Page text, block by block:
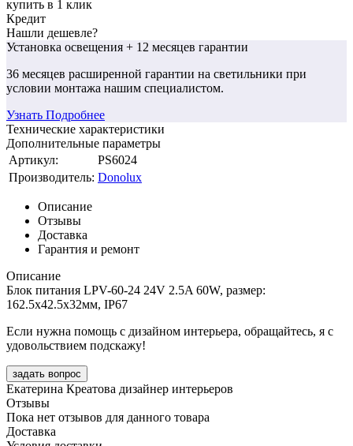
купить в 1 клик
Кредит
Нашли дешевле?
Установка освещения + 12 месяцев гарантии
36 месяцев расширенной гарантии на светильники при
условии монтажа нашим специалистом.
Узнать Подробнее
Технические характеристики
Дополнительные параметры
Артикул:
PS6024
Производитель: Donolux
Описание
Отзывы
Доставка
Гарантия и ремонт
Описание
Блок питания LPV-60-24 24V 2.5A 60W, размер:
162.5x42.5x32мм, IP67
Если нужна помощь с дизайном интерьера, обращайтесь, я с
удовольствием подскажу!
задать вопрос
Екатерина Креатова дизайнер интерьеров
Отзывы
Пока нет отзывов для данного товара
Доставка